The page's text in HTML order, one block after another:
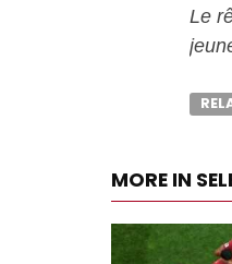
Le
MORE IN